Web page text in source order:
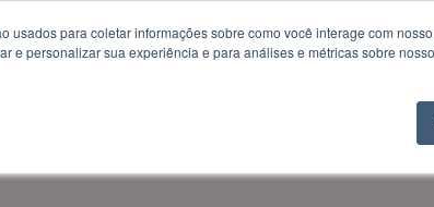
usados para coletar informações sobre como você interage com
e personalizar sua experiência e para análises e métricas sobre
Clientes Quem somos Fale com